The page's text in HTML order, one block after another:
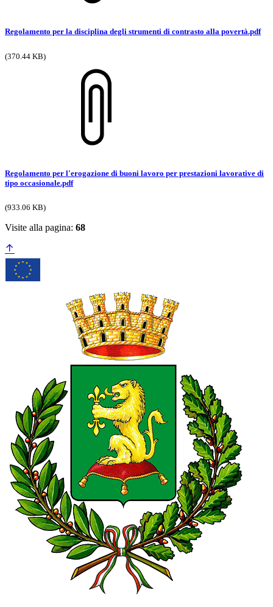
Regolamento per la disciplina degli strumenti di contrasto alla povertà.pdf
(370.44 KB)
Regolamento per l'erogazione di buoni lavoro per prestazioni lavorative di
tipo occasionale.pdf
(933.06 KB)
Visite alla pagina: 68